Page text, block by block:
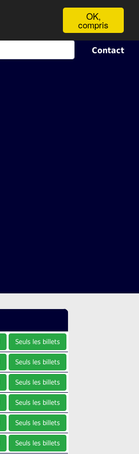
OK,
compris
Contact
Seuls les billets
Seuls les billets
Seuls les billets
Seuls les billets
Seuls les billets
Seuls les billets